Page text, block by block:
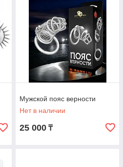
Мужской пояс верности
Нет в наличии
25 000 ₸